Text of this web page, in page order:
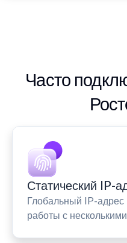
Часто
Статический IP-
Глобальный IP-адрес
работы с